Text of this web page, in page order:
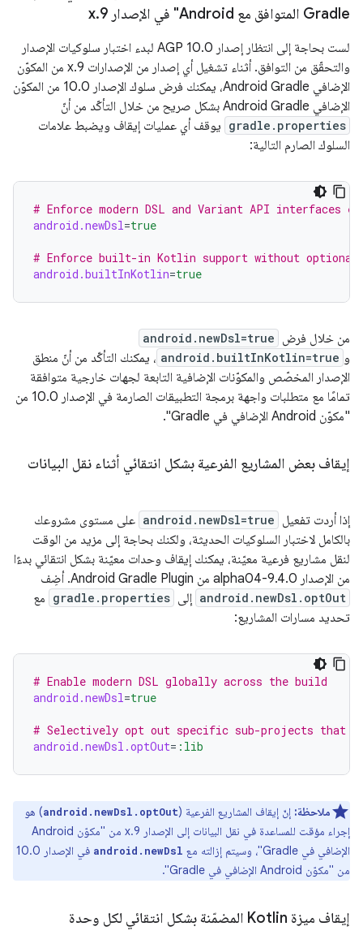
Gradle المتوافق مع Android" في الإصدار 9
.
x
لست بحاجة إلى انتظار إصدار AGP 10.0 لبدء اختبار سلوكيات الإصدار
والتحقّق من التوافق. أثناء تشغيل أي إصدار من الإصدارات 9.x من المكوّن
الإضافي Android Gradle، يمكنك فرض سلوك الإصدار 10.0 من المكوّن
الإضافي Android Gradle بشكل صريح من خلال التأكّد من أنّ
gradle.properties يوقف أي عمليات إيقاف ويضبط علامات
السلوك الصارم التالية:
# Enforce modern DSL and Variant API interfaces
android.newDsl=true
# Enforce built-in Kotlin support without optional
android.builtInKotlin=true
من خلال فرض android.newDsl=true
و android.builtInKotlin=true ، يمكنك التأكّد من أنّ منطق
الإصدار المخصّص والمكوّنات الإضافية التابعة لجهات خارجية متوافقة
تمامًا مع متطلبات واجهة برمجة التطبيقات الصارمة في الإصدار 10.0 من
"مكوّن Android الإضافي في Gradle".
إيقاف بعض المشاريع الفرعية بشكل انتقائي أثناء نقل البيانات
إذا أردت تفعيل android.newDsl=true على مستوى مشروعك
بالكامل لاختبار السلوكيات الحديثة، ولكنك بحاجة إلى مزيد من الوقت
لنقل مشاريع فرعية معيّنة، يمكنك إيقاف وحدات معيّنة بشكل انتقائي بدءًا
من الإصدار 9.4.0-alpha04 من Android Gradle Plugin. أضِف
android.newDsl.optOut إلى gradle.properties مع
تحديد مسارات المشاريع:
# Enable modern DSL globally across the build
android.newDsl=true
# Selectively opt out specific sub-projects that
android.newDsl.optOut= :lib
ملاحظة: إنّ إيقاف المشاريع الفرعية (android.newDsl.optOut) هو
إجراء مؤقت للمساعدة في نقل البيانات إلى الإصدار 9.x من "مكوّن Android
الإضافي في Gradle"، وسيتم إزالته مع
android.newDsl
في الإصدار 10.0
من "مكوّن Android الإضافي في Gradle".
إيقاف ميزة Kotlin المضمّنة بشكل انتقائي لكل وحدة